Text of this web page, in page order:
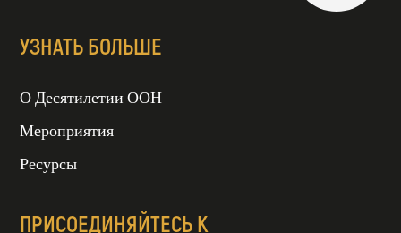
УЗНАТЬ БОЛЬШЕ
О Десятилетии ООН
Мероприятия
Ресурсы
ПРИСОЕДИНЯЙТЕСЬ К